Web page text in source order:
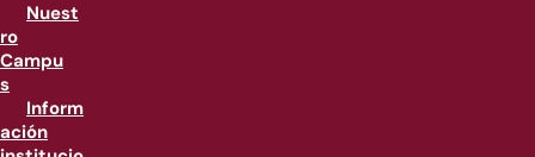
Nuest
ro
Campu
s
Inform
ación